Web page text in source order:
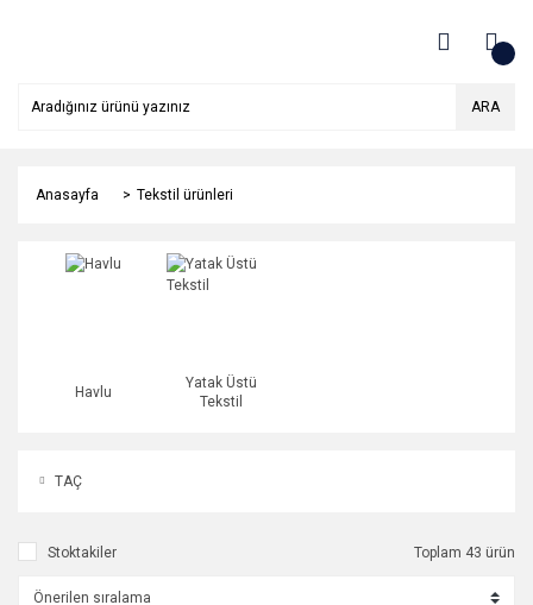
ARA
Anasayfa Tekstil ürünleri
Havlu
Yatak Üstü
Tekstil
TAÇ
Stoktakiler Toplam 43 ürün